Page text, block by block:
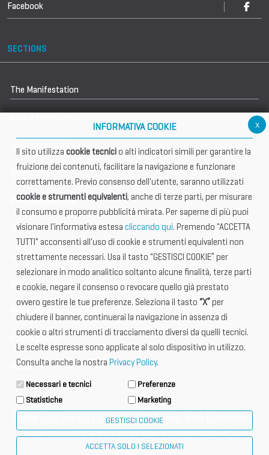
Facebook
SECTIONS
The Manifestation
Exhibitors
International Club
Open Hub
Tax & Legal Global Services
BTI - Industrial Tourism Exchange
News and Announcements
Photogallery
Media Kit
Sede Legale 40124 BOLOGNA, Via San Domenico
4, tel. 051 6317111, C.F. 91398840370
x
INFORMATIVA COOKIE
Il sito utilizza cookie tecnicio alti indicatori simili per garantire la
fruizione dei contenuti, facilitare la navigazione e funzionare
correttamente. Previo consenso dell'utente, saranno utilizzati
cookie e strumenti equivalenti, anche di terze parti, per misurare
il consumo e proporre pubblicità mirata. Per saperne di più puoi
visionare l'informativa estesa cliccando qui. Premendo "ACCETTA
TUTTI" acconsenti all'uso di cookie e strumenti equivalenti non
strettamente necessari. Usa il tasto "GESTISCI COOKIE” per
selezionare in modo analitico soltanto alcune finalità, terze parti
e cookie, negare il consenso o revocare quello già prestato
ovvero gestire le tue preferenze. Seleziona il tasto “X” per
chiudere il banner, continuerai la navigazione in assenza di
cookie o altri strumenti di tracciamento diversi da quelli tecnici.
Le scelte espresse sono applicate al solo dispositivo in utilizzo.
Consulta anche la nostra Privacy Policy.
Necessari e tecnici
Preferenze
Statistiche
Marketing
GESTISCI COOKIE
ACCETTA SOLO I SELEZIONATI